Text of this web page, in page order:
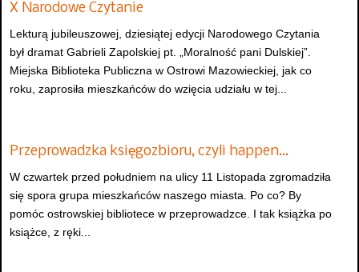
X Narodowe Czytanie
Lekturą jubileuszowej, dziesiątej edycji Narodowego Czytania
był dramat Gabrieli Zapolskiej pt. „Moralność pani Dulskiej”.
Miejska Biblioteka Publiczna w Ostrowi Mazowieckiej, jak co
roku, zaprosiła mieszkańców do wzięcia udziału w tej...
Przeprowadzka księgozbioru, czyli happen…
W czwartek przed południem na ulicy 11 Listopada zgromadziła
się spora grupa mieszkańców naszego miasta. Po co? By
pomóc ostrowskiej bibliotece w przeprowadzce. I tak książka po
książce, z ręki...